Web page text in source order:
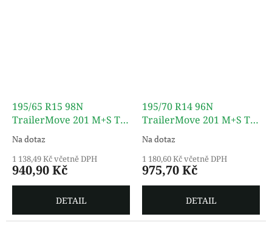
195/65 R15 98N
TrailerMove 201 M+S TL
TURON
Na dotaz
1 138,49 Kč včetně DPH
940,90 Kč
DETAIL
195/70 R14 96N
TrailerMove 201 M+S TL
TURON
Na dotaz
1 180,60 Kč včetně DPH
975,70 Kč
DETAIL